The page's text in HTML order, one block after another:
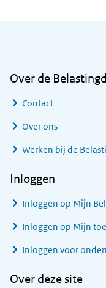
Over de
Contact
Over ons
Werken bij de
Inloggen
Inloggen op Mijn
Inloggen op Mijn
Inloggen voor
Over deze site